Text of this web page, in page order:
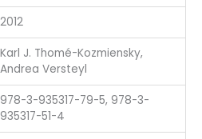
2012
Karl J. Thomé-Kozmiensky,
Andrea Versteyl
978-3-935317-79-5, 978-3-
935317-51-4